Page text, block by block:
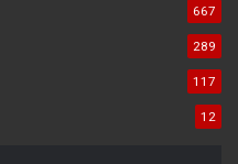
667
289
117
12